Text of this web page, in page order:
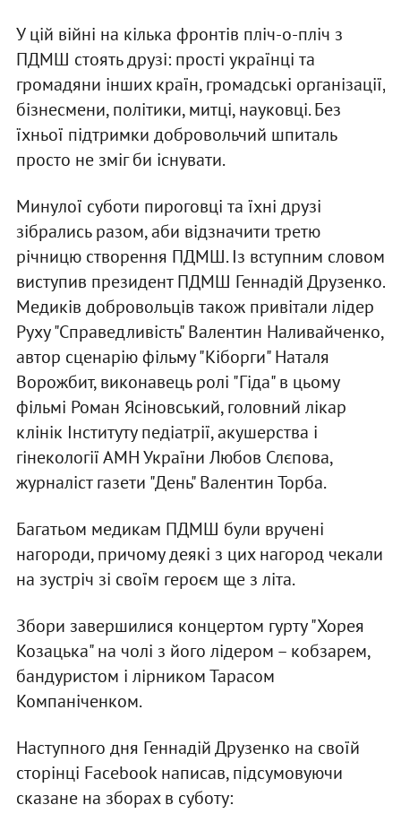
У цій війні на кілька фронтів пліч-о-пліч з
ПДМШ стоять друзі: прості українці та
громадяни інших країн, громадські організації,
бізнесмени, політики, митці, науковці. Без
їхньої підтримки добровольчий шпиталь
просто не зміг би існувати.
Минулої суботи пироговці та їхні друзі
зібрались разом, аби відзначити третю
річницю створення ПДМШ. Із вступним словом
виступив президент ПДМШ Геннадій Друзенко.
Медиків добровольців також привітали лідер
Руху "Справедливість" Валентин Наливайченко,
автор сценарію фільму "Кіборги" Наталя
Ворожбит, виконавець ролі "Гіда" в цьому
фільмі Роман Ясіновський, головний лікар
клінік Інституту педіатрії, акушерства і
гінекології АМН України Любов Слєпова,
журналіст газети "День" Валентин Торба.
Багатьом медикам ПДМШ були вручені
нагороди, причому деякі з цих нагород чекали
на зустріч зі своїм героєм ще з літа.
Збори завершилися концертом гурту "Хорея
Козацька" на чолі з його лідером – кобзарем,
бандуристом і лірником Тарасом
Компаніченком.
Наступного дня Геннадій Друзенко на своїй
сторінці Facebook написав, підсумовуючи
сказане на зборах в суботу: